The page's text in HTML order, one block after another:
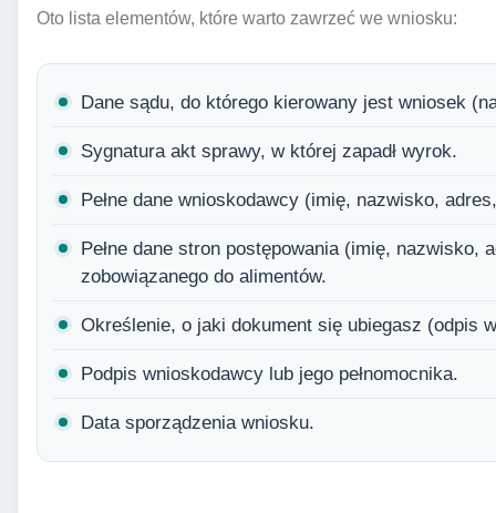
Oto lista elementów, które warto zawrzeć we wniosku:
Dane sądu, do którego kierowany jest wniosek
Sygnatura akt sprawy, w której zapadł wyrok.
Pełne dane wnioskodawcy (imię, nazwisko,
Pełne dane stron postępowania (imię, nazwisko,
zobowiązanego do alimentów.
Określenie, o jaki dokument się ubiegasz (odpis
Podpis wnioskodawcy lub jego pełnomocnika.
Data sporządzenia wniosku.